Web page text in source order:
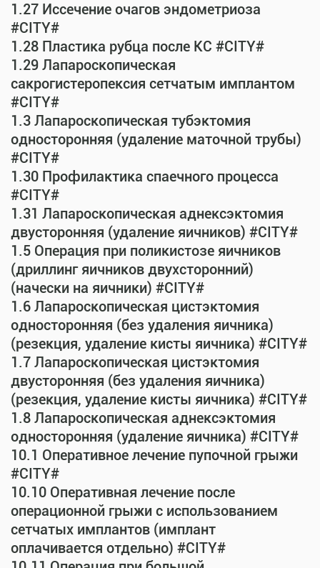
1.27 Иссечение очагов эндометриоза
#CITY#
1.28 Пластика рубца после КС #CITY#
1.29 Лапароскопическая
сакрогистеропексия сетчатым имплантом
#CITY#
1.3 Лапароскопическая тубэктомия
односторонняя (удаление маточной трубы)
#CITY#
1.30 Профилактика спаечного процесса
#CITY#
1.31 Лапароскопическая аднексэктомия
двусторонняя (удаление яичников) #CITY#
1.5 Операция при поликистозе яичников
(дриллинг яичников двухсторонний)
(начески на яичники) #CITY#
1.6 Лапароскопическая цистэктомия
односторонняя (без удаления яичника)
(резекция, удаление кисты яичника) #CITY#
1.7 Лапароскопическая цистэктомия
двусторонняя (без удаления яичника)
(резекция, удаление кисты яичника) #CITY#
1.8 Лапароскопическая аднексэктомия
односторонняя (удаление яичника) #CITY#
10.1 Оперативное лечение пупочной грыжи
#CITY#
10.10 Оперативная лечение после
операционной грыжи с использованием
сетчатых имплантов (имплант
оплачивается отдельно) #CITY#